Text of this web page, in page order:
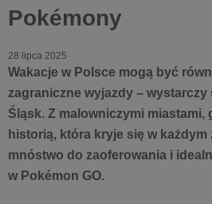
Pokémony
28 lipca 2025
Wakacje w Polsce mogą być
zagraniczne wyjazdy –
Śląsk. Z malowniczymi miastami,
historią, która kryje się w
mnóstwo do zaoferowania i
w Pokémon GO.